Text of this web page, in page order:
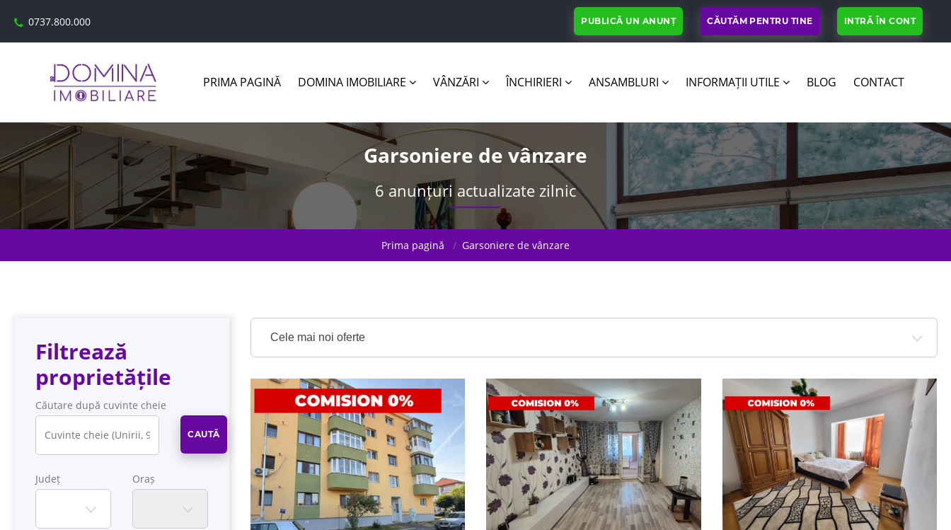
0737.800.000 PUBLICĂ UN ANUNȚ CĂUTĂM PENTRU TINE INTRĂ ÎN CONT
PRIMA PAGINĂ DOMINA IMOBILIARE VÂNZĂRI ÎNCHIRIERI ANSAMBLURI INFORMAȚII UTILE BLOG CONTACT
Garsoniere de vânzare
6 anunțuri actualizate zilnic
Prima pagină Garsoniere de vânzare
Filtrează
proprietățile
Căutare după cuvinte cheie
CAUTĂ
Județ Oraș
Cele mai noi oferte